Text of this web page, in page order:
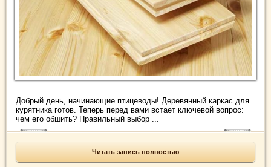
Добрый день, начинающие птицеводы! Деревянный каркас для
курятника готов. Теперь перед вами встает ключевой вопрос:
чем его обшить? Правильный выбор ...
Читать запись полностью